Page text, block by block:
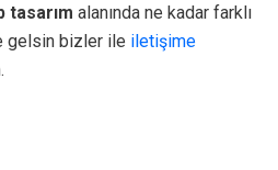
tasarım alanında ne kadar farklı
gelsin bizler ile iletişime